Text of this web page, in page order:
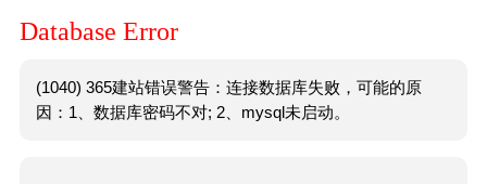
Database Error
(1040) 365建站错误警告：连接数据库失败，可能的原
因：1、数据库密码不对; 2、mysql未启动。